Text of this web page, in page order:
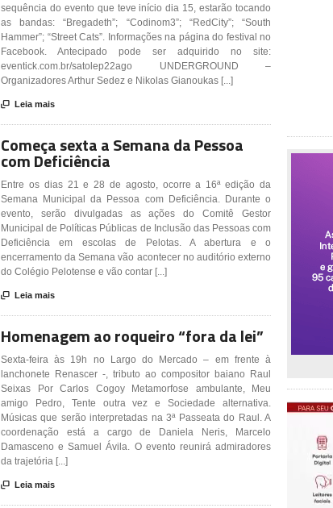
sequência do evento que teve início dia 15, estarão tocando
as bandas: “Bregadeth”; “Codinom3”; “RedCity”; “South
Hammer”; “Street Cats”. Informações na página do festival no
Facebook. Antecipado pode ser adquirido no site:
eventick.com.br/satolep22ago UNDERGROUND –
Organizadores Arthur Sedez e Nikolas Gianoukas [...]
 Leia mais
Começa sexta a Semana da Pessoa
com Deficiência
Entre os dias 21 e 28 de agosto, ocorre a 16ª edição da
Semana Municipal da Pessoa com Deficiência. Durante o
evento, serão divulgadas as ações do Comitê Gestor
Municipal de Políticas Públicas de Inclusão das Pessoas com
Deficiência em escolas de Pelotas. A abertura e o
encerramento da Semana vão acontecer no auditório externo
do Colégio Pelotense e vão contar [...]
 Leia mais
Homenagem ao roqueiro “fora da lei”
Sexta-feira às 19h no Largo do Mercado – em frente à
lanchonete Renascer -, tributo ao compositor baiano Raul
Seixas Por Carlos Cogoy Metamorfose ambulante, Meu
amigo Pedro, Tente outra vez e Sociedade alternativa.
Músicas que serão interpretadas na 3ª Passeata do Raul. A
coordenação está a cargo de Daniela Neris, Marcelo
Damasceno e Samuel Ávila. O evento reunirá admiradores
da trajetória [...]
 Leia mais